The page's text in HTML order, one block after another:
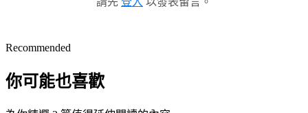
Recommended
你可能也喜歡